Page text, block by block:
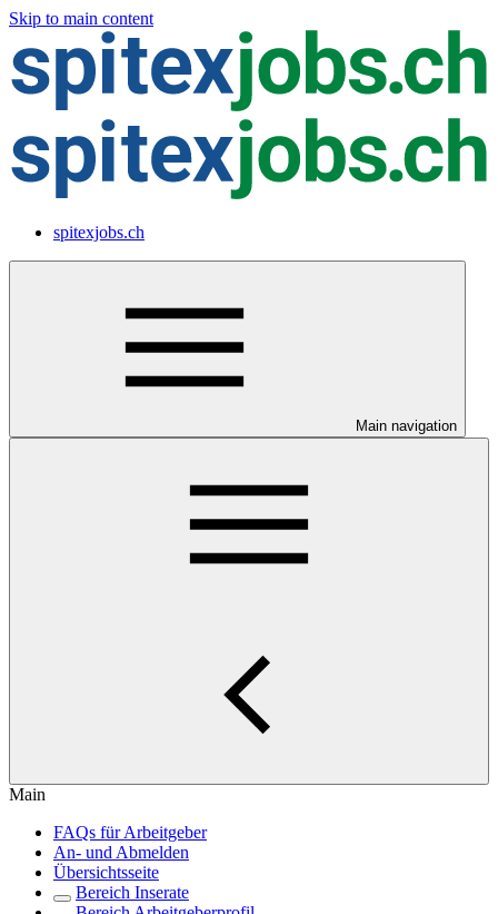
Skip to main content
spitexjobs.ch
Main navigation
Main
FAQs für Arbeitgeber
An- und Abmelden
Übersichtsseite
Bereich Inserate